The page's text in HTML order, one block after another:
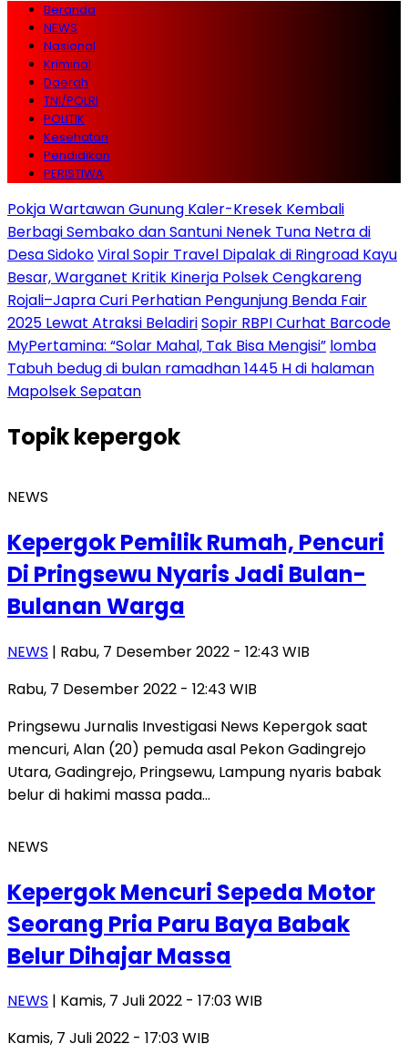
Beranda
NEWS
Nasional
Kriminal
Daerah
TNI/POLRI
POLITIK
Kesehatan
Pendidikan
PERISTIWA
Pokja Wartawan Gunung Kaler-Kresek Kembali
Berbagi Sembako dan Santuni Nenek Tuna Netra di
Desa SidokoViral Sopir Travel Dipalak di Ringroad Kayu
Besar, Warganet Kritik Kinerja Polsek Cengkareng
Rojali–Japra Curi Perhatian Pengunjung Benda Fair
2025 Lewat Atraksi BeladiriSopir RBPI Curhat Barcode
MyPertamina: “Solar Mahal, Tak Bisa Mengisi” lomba
Tabuh bedug di bulan ramadhan 1445 H di halaman
Mapolsek Sepatan
Topikkepergok
NEWS
Kepergok Pemilik Rumah, Pencuri
Di Pringsewu Nyaris Jadi Bulan-
Bulanan Warga
NEWS | Rabu, 7 Desember 2022 - 12:43 WIB
Rabu, 7 Desember 2022 - 12:43 WIB
Pringsewu Jurnalis Investigasi News Kepergok saat
mencuri, Alan (20) pemuda asal Pekon Gadingrejo
Utara, Gadingrejo, Pringsewu, Lampung nyaris babak
belur di hakimi massa pada…
NEWS
Kepergok Mencuri Sepeda Motor
Seorang Pria Paru Baya Babak
Belur Dihajar Massa
NEWS | Kamis, 7 Juli 2022 - 17:03 WIB
Kamis, 7 Juli 2022 - 17:03 WIB